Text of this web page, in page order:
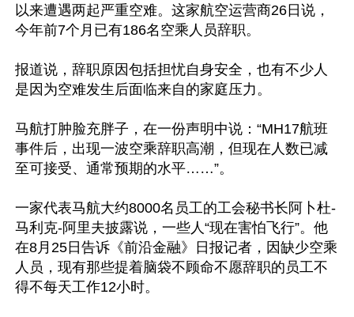
以来遭遇两起严重空难。这家航空运营商26日说，
今年前7个月已有186名空乘人员辞职。
报道说，辞职原因包括担忧自身安全，也有不少人
是因为空难发生后面临来自的家庭压力。
马航打肿脸充胖子，在一份声明中说：“MH17航班
事件后，出现一波空乘辞职高潮，但现在人数已减
至可接受、通常预期的水平……”。
一家代表马航大约8000名员工的工会秘书长阿卜杜-
马利克-阿里夫披露说，一些人“现在害怕飞行”。他
在8月25日告诉《前沿金融》日报记者，因缺少空乘
人员，现有那些提着脑袋不顾命不愿辞职的员工不
得不每天工作12小时。